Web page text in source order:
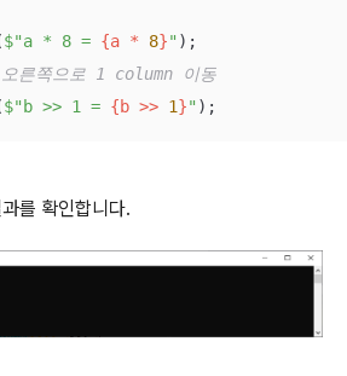
$"a * 8 = {a * 8}"
른쪽으로 1 column 이동
$"b >> 1 = {b >> 1}" );
를 확인합니다.